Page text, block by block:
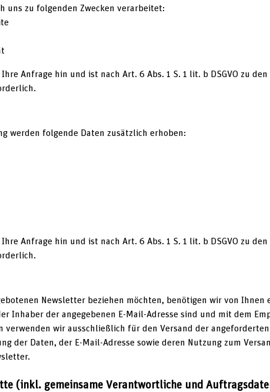
uns zu folgenden Zwecken verarbeitet:
Anfrage hin und ist nach Art. 6 Abs. 1 S. 1 lit. b DSGVO zu
werden folgende Daten zusätzlich erhoben:
Anfrage hin und ist nach Art. 6 Abs. 1 S. 1 lit. b DSGVO zu
Newsletter beziehen möchten, benötigen wir von
Inhaber der angegebenen E-Mail-Adresse sind und mit dem
verwenden wir ausschließlich für den Versand der
der Daten, der E-Mail-Adresse sowie deren Nutzung zum
(inkl. gemeinsame Verantwortliche und